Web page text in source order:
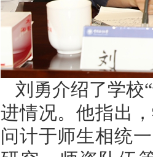
刘勇介绍了学校
进情况。他指出
问计于师生相统